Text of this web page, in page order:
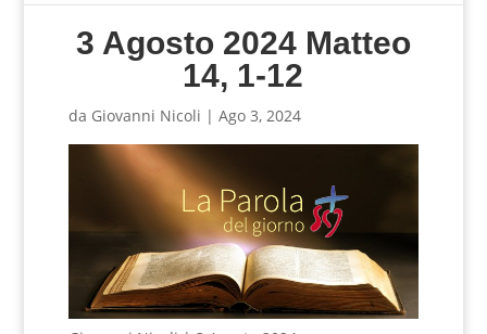
3 Agosto 2024 Matteo
14, 1-12
da Giovanni Nicoli | Ago 3, 2024